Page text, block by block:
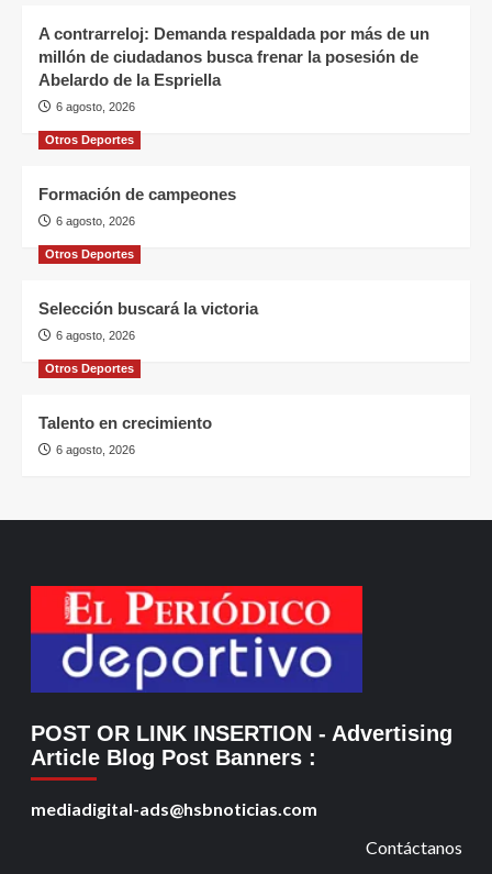
A contrarreloj: Demanda respaldada por más de un
millón de ciudadanos busca frenar la posesión de
Abelardo de la Espriella
6 agosto, 2026
Otros Deportes
Formación de campeones
6 agosto, 2026
Otros Deportes
Selección buscará la victoria
6 agosto, 2026
Otros Deportes
Talento en crecimiento
6 agosto, 2026
POST OR LINK INSERTION - Advertising
Article Blog Post Banners :
mediadigital-ads@hsbnoticias.com
Contáctanos